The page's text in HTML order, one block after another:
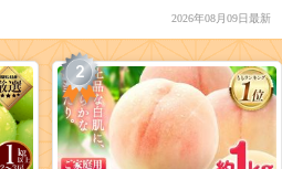
2026年08月09日最新
2